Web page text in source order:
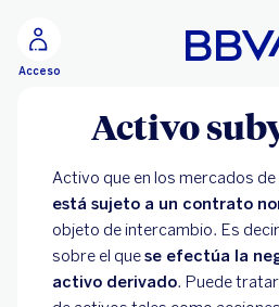
Acceso
Activo
Activo que en los mercados
está sujeto a un contrato
objeto de intercambio. Es
sobre el quese efectúa la
activo derivado. Puede